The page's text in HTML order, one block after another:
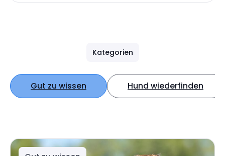
Kategorien
Gut zu wissen Hund wiederfinden